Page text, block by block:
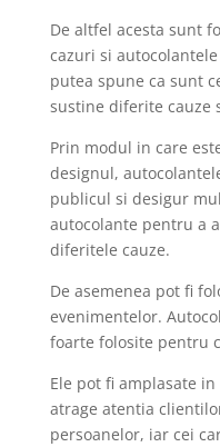
De altfel acesta sunt
cazuri si
putea spune ca sunt
sustine diferite cauze
Prin modul in care
designul,
publicul si desigur
autocolante pentru a
diferitele cauze.
De asemenea pot fi
evenimentelor.
foarte folosite pentru
Ele pot fi amplasate
atrage atentia
persoanelor, iar cei